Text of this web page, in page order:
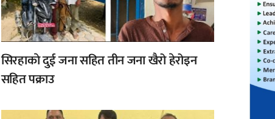
सिरहाकाे दुई जना सहित तीन जना खैरो हेरोइन
सहित पक्राउ